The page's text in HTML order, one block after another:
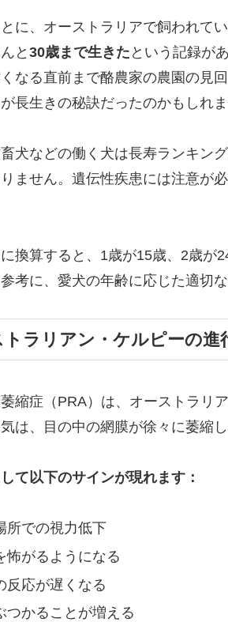
に、オーストラリアで飼われて
と 30歳まで生きた という記録が
なる直前まで酪農家の農園の見
長生きの秘訣だったのかもしれま
犬などの働く犬は長寿ランキン
ません。遺伝性疾患には注意が
換算すると、1歳が15歳、2歳が
考に、愛犬の年齢に応じた適切
トラリアン・ケルピーの進
縮症（PRA）は、オーストラリ
は、目の中の網膜が徐々に萎縮
て以下のサインが現れます：
所での視力低下
怖がるようになる
反応が遅くなる
つかることが増える